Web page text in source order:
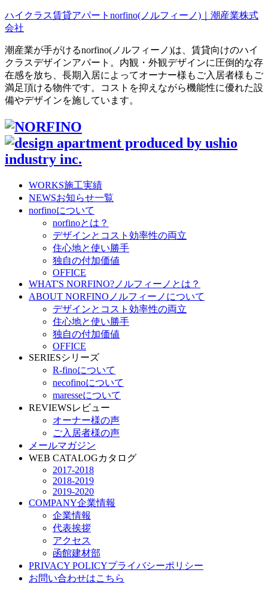
ハイクラス賃貸アパートnorfino(ノルフィーノ)｜潮産業株式
会社
潮産業が手がけるnorfino(ノルフィーノ)は、賃貸向けのハイ
クラスデザインアパート。内観・外観デザインに圧倒的な存
在感を放ち、長期入居によってオーナー様もご入居者様もご
満足頂ける物件です。コストを抑えながら機能性に優れた設
備やデザインを施しています。
WORKS施工実績
NEWSお知らせ一覧
norfinoについて
norfinoとは？
デザインとコスト効率性の両立
住心地と使い勝手
独自の付加価値
OFFICE
WHAT'S NORFINO? ノルフィーノとは？
ABOUT NORFINO ノルフィーノについて
デザインとコスト効率性の両立
住心地と使い勝手
独自の付加価値
OFFICE
SERIESシリーズ
R-finoについて
necofinoについて
maresseについて
REVIEWSレビュー
オーナー様の声
ご入居者様の声
メールマガジン
WEB CATALOGカタログ
2017-2018
2018-2019
2019-2020
COMPANY企業情報
企業情報
代表挨拶
アクセス
函館建材部
PRIVACY POLICYプライバシーポリシー
お問い合わせはこちら